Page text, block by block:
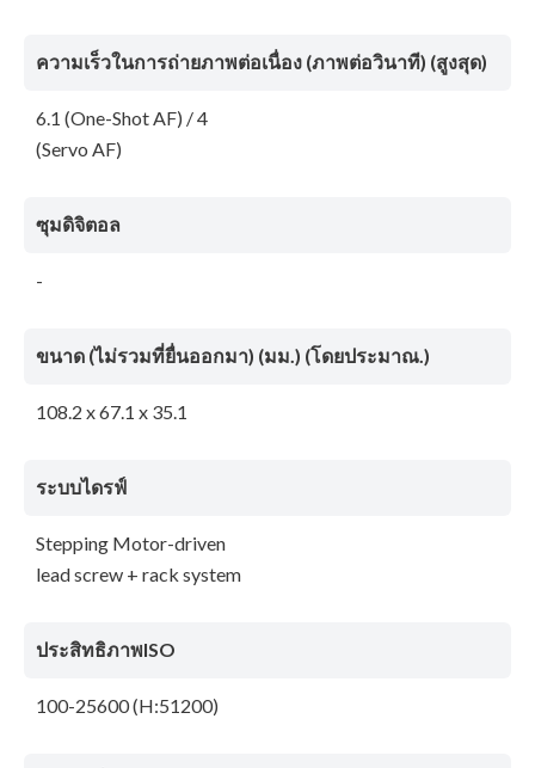
ความเร็วในการถ่ายภาพต่อเนื่อง (ภาพต่อวินาที) (สูงสุด)
6.1 (One-Shot AF) / 4
(Servo AF)
ซุมดิจิตอล
-
ขนาด (ไม่รวมที่ยื่นออกมา) (มม.) (โดยประมาณ.)
108.2 x 67.1 x 35.1
ระบบไดรฟ์
Stepping Motor-driven
lead screw + rack system
ประสิทธิภาพISO
100-25600 (H:51200)